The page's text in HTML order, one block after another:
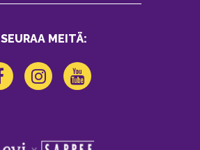
SEURAA MEITÄ: